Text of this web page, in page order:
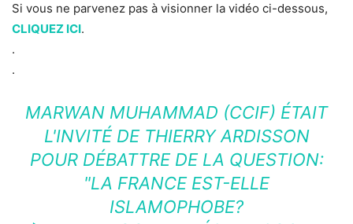
Si vous ne parvenez pas à visionner la vidéo ci-dessous,
CLIQUEZ ICI.
.
.
MARWAN MUHAMMAD (CCIF) ÉTAIT
L'INVITÉ DE THIERRY ARDISSON
POUR DÉBATTRE DE LA QUESTION:
"LA FRANCE EST-ELLE
ISLAMOPHOBE?